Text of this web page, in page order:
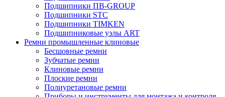
Подшипники ПВ-GROUP
Подшипники STC
Подшипники TIMKEN
Подшипниковые узлы ART
Ремни промышленные клиновые
Бесшовные ремни
Зубчатые ремни
Клиновые ремни
Плоские ремни
Полиуретановые ремни